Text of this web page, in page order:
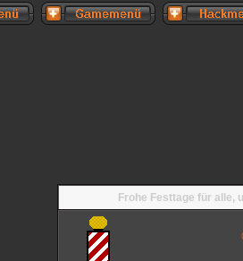
Frohe Festtage für alle,